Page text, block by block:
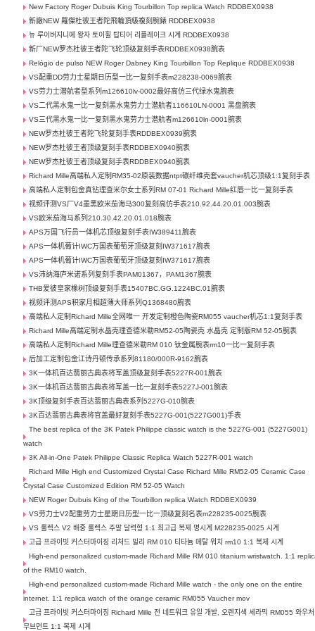
New Factory Roger Dubuis King Tourbillon Top replica Watch RDDBEX0938
新廠NEW 羅傑杜彼王者陀飛輪頂級複刻腕錶 RDDBEX0938
뉴 루이버지니에 왕자 토이휠 탑티어 리플레이크 시계 RDDBEX0938
新厂NEW罗杰杜彼王者陀飞轮顶级复刻手表RDDBEX0938腕表
Relógio de pulso NEW Roger Dabney King Tourbillon Top Replique RDDBEX0938
VS配重DD劳力士星期日历型一比一复刻手表m228238-0069腕表
VS劳力士潜航者型系列m126610lv-0002最好高仿三代绿水鬼腕表
VS二代黑水鬼一比一复刻黑水鬼劳力士潜航者116610LN-0001 黑盘腕表
VS三代黑水鬼一比一复刻黑水鬼劳力士潜航者m126610ln-0001腕表
NEW罗杰杜彼王者陀飞轮复刻手表RDDBEX0939腕表
NEW罗杰杜彼王者顶级复刻手表RDDBEX0940腕表
NEW罗杰杜彼王者顶级复刻手表RDDBEX0940腕表
Richard Mille高端私人定制RM35-02原装数据ntpt碳纤维壳套vaucher机芯顶级1:1复刻手表
高端私人定制包金真钻理查米尔女士系列RM 07-01 Richard Mille红唇一比一复刻手表
视频评测VS厂V4墨黑欧米茄海马300复刻高仿手表210.92.44.20.01.003腕表
VS欧米茄海马系列210.30.42.20.01.018腕表
APS万国飞行员一体机芯顶级复刻手表IW389411腕表
APS一体机葡计IWC万国表葡萄牙顶级复刻IW371617腕表
APS一体机葡计IWC万国表葡萄牙顶级复刻IW371617腕表
VS沛纳海庐米诺系列复刻手表PAM01367，PAM1367腕表
THB爱彼皇家橡树顶级复刻手表15407BC.GG.1224BC.01腕表
视频评测APS积家月相超薄大师系列Q1368480腕表
高端私人定制Richard Mille全网唯一 开发定制橙色陶瓷RM055 vaucher机芯1:1复刻手表
Richard Mille高端定制水晶壳理查德米勒RM52-05陶瓷壳 水晶壳 定制版RM 52-05腕表
高端私人定制Richard Mille理查德米勒RM 010 钛金属腕表rm10一比一复刻手表
后加工定制包金江诗丹顿传承系列81180/000R-9162腕表
3K一体机百达翡丽古典表将军盖顶级复刻手表5227R-001腕表
3K一体机百达翡丽古典表将军盖一比一复刻手表5227J-001腕表
3K顶级复刻手表百达翡丽古典表系列5227G-010腕表
3K百达翡丽古典表将官盖最好复刻手表5227G-001(5227G001)手表
The best replica of the 3K Patek Philippe classic watch is the 5227G-001 (5227G001)
watch
3K All-in-One Patek Philippe Classic Replica Watch 5227R-001 watch
Richard Mille High end Customized Crystal Case Richard Mille RM52-05 Ceramic Case
Crystal Case Customized Edition RM 52-05 Watch
NEW Roger Dubuis King of the Tourbillon replica Watch RDDBEX0939
VS劳力士V2配重劳力士星期日历型一比一顶级复刻名表m228235-0025腕表
VS 롤렉스 V2 배중 롤렉스 주말 달력형 1:1 최고급 복제 명시계 M228235-0025 시계
고급 프라이빗 커스터마이징 리처드 밀리 RM 010 티타늄 메탈 워치 rm10 1:1 복제 시계
High-end personalized custom-made Richard Mille RM 010 titanium wristwatch. 1:1
of the RM10 watch.
High-end personalized custom-made Richard Mille watch - the only one on the entire
internet. 1:1 replica watch of the orange ceramic RM055 Vaucher mov
고급 프라이빗 커스터마이징 Richard Mille 전 네트워크 유일 개발, 오렌지색 세라믹 RM055 와우처
무브먼트 1:1 복제 시계